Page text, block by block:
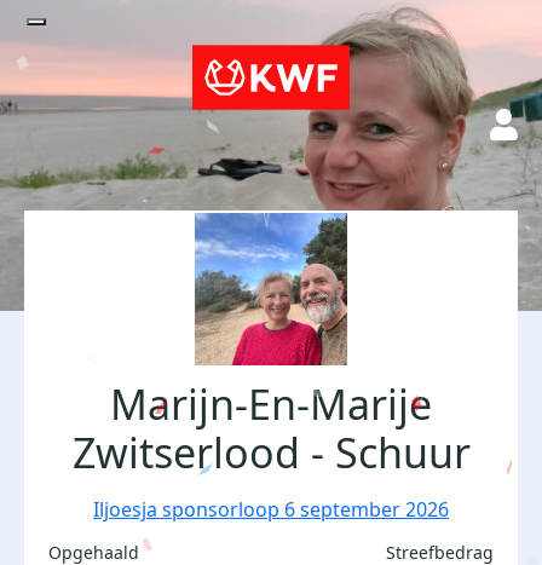
Marijn-En-Marije
Zwitserlood - Schuur
Iljoesja sponsorloop 6 september 2026
Opgehaald Streefbedrag